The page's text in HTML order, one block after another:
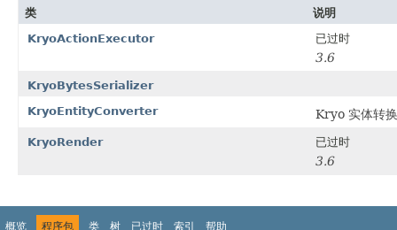
类
说明
KryoActionExecutor
已过时
3.6
KryoBytesSerializer
KryoEntityConverter
Kryo 实体转
KryoRender 已过时
3.6
概览 程序包 类 树 已过时 索引 帮助